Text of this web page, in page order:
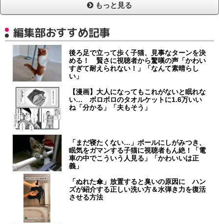
もっと見る
編集部おすすめ記事
後ろ足で立って歩く子猫、見事なターンを決
める！ 賢さに視聴者から驚嘆の声「かわい
すぎて耐えられない！」「なんて素晴らし
い」
【漫画】大人になってもこれがないと眠れな
い… ボロボロのタオルケットに1.6万いい
ね「分かる」「夫もそう」
「まだ寝たくない…」ポールにしがみつき、
眠気をガマンする子猫に視聴者もん絶！「電
車の中でこういう人見る」「かわいいは正
義」
「ぬれた傘」放置すると臭いの原因に ハン
ズが紹介する正しい洗い方＆水弾き力を復活
させる方法